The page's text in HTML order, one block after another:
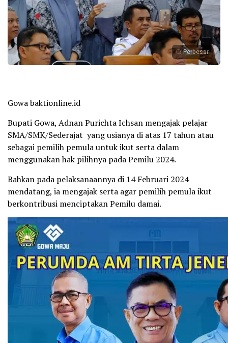
Perbesar
Gowa baktionline.id
Bupati Gowa, Adnan Purichta Ichsan mengajak pelajar
SMA/SMK/Sederajat yang usianya di atas 17 tahun atau
sebagai pemilih pemula untuk ikut serta dalam
menggunakan hak pilihnya pada Pemilu 2024.
Bahkan pada pelaksanaannya di 14 Februari 2024
mendatang, ia mengajak serta agar pemilih pemula ikut
berkontribusi menciptakan Pemilu damai.